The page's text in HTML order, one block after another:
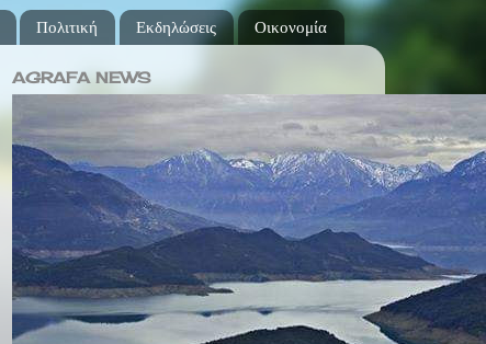
Πολιτική Εκδηλώσεις Οικονομία
AGRAFA NEWS